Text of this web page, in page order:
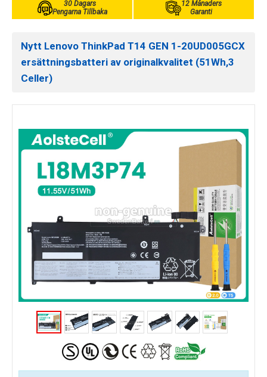
30 Dagars
Pengarna Tillbaka
12 Månaders
Garanti
Nytt Lenovo ThinkPad T14 GEN 1-20UD005GCX
ersättningsbatteri av originalkvalitet (51Wh,3
Celler)